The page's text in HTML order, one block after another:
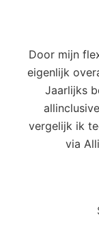
Door mijn
eigenlijk
Jaarlijks
vergelijk ik
via